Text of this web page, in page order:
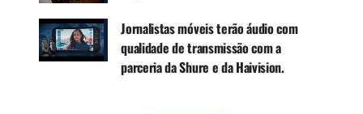
Screenshot
Jornalistas móveis terão áudio com
qualidade de transmissão com a
parceria da Shure e da Haivision.